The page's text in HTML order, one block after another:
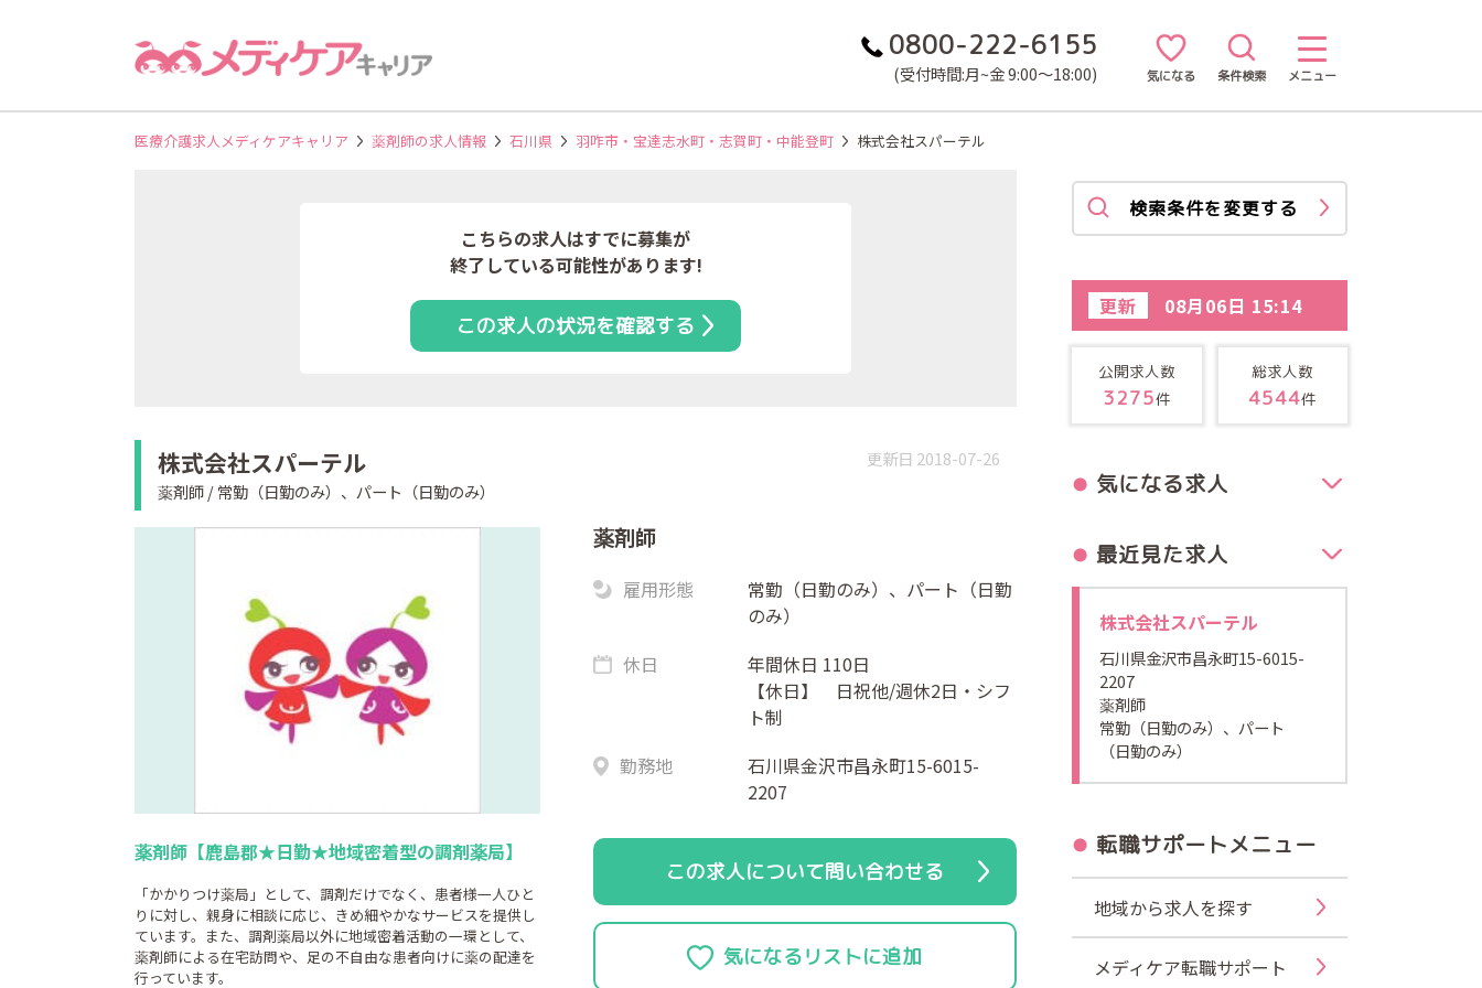
0800-222-6155
(受付時間:月~金 9:00～18:00) 気になる 条件検索 メニュー
医療介護求人メディケアキャリア 薬剤師の求人情報 石川県 羽咋市・宝達志水町・志賀町・中能登町 株式会社スパーテル
こちらの求人はすでに募集が
終了している可能性があります!
この求人の状況を確認する
株式会社スパーテル
薬剤師 / 常勤（日勤のみ）、パート（日勤のみ）
更新日 2018-07-26
薬剤師【鹿島郡★日勤★地域密着型の調剤薬局】
「かかりつけ薬局」として、調剤だけでなく、患者様一人ひと
りに対し、親身に相談に応じ、きめ細やかなサービスを提供し
ています。また、調剤薬局以外に地域密着活動の一環として、
薬剤師による在宅訪問や、足の不自由な患者向けに薬の配達を
行っています。
薬剤師
雇用形態
常勤（日勤のみ）、パート（日勤
のみ）
休日
年間休日 110日
【休日】 日祝他/週休2日・シフ
ト制
勤務地
石川県金沢市昌永町15-6015-
2207
この求人について問い合わせる
検索条件を変更する
更新 08月06日 15:14
公開求人数
3275件
総求人数
4544件
気になる求人
最近見た求人
株式会社スパーテル
石川県金沢市昌永町15-6015-
2207
薬剤師
常勤（日勤のみ）、パート
（日勤のみ）
転職サポートメニュー
地域から求人を探す
メディケア転職サポート